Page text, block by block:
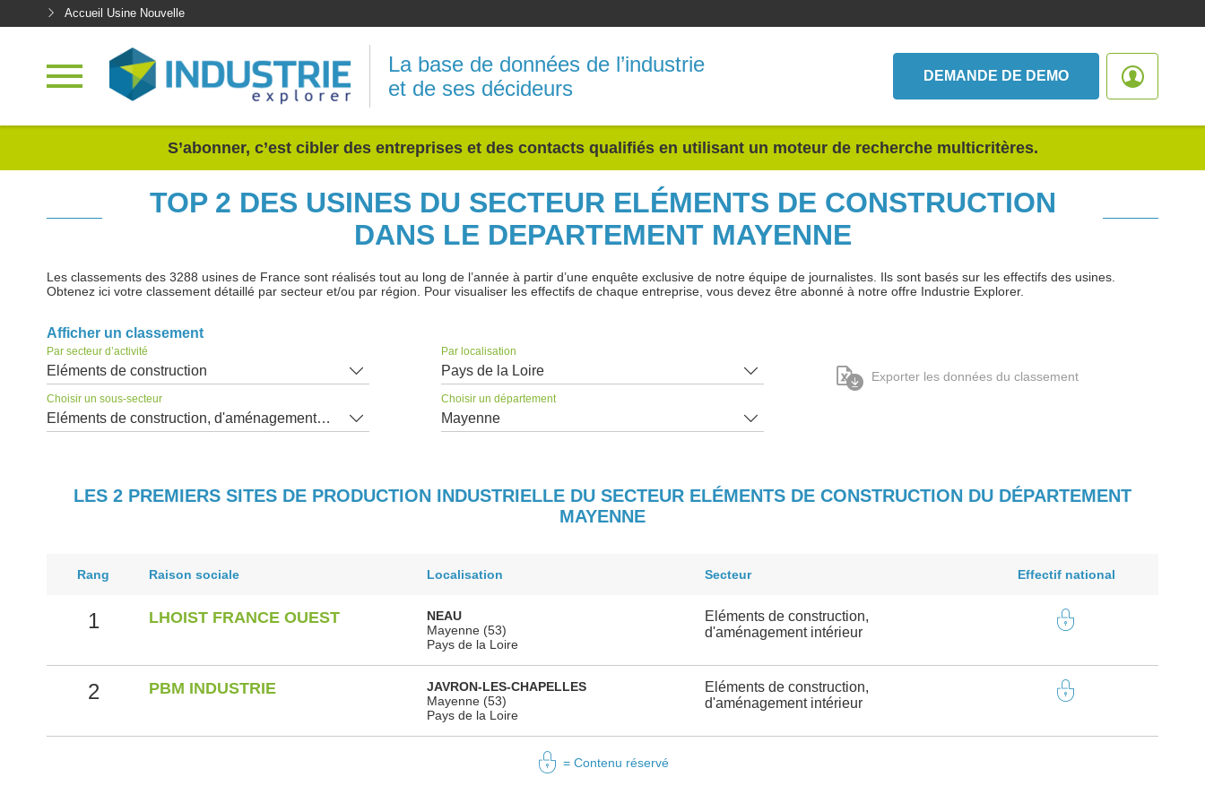
Accueil Usine Nouvelle
La base de données de l’industrie
et de ses décideurs
DEMANDE DE DEMO
S’abonner, c’est cibler des entreprises et des contacts qualifiés en utilisant un moteur de recherche multicritères.
TOP 2 DES USINES DU SECTEUR ELÉMENTS DE CONSTRUCTION
DANS LE DEPARTEMENT MAYENNE
Les classements des 3288 usines de France sont réalisés tout au long de l’année à partir d’une enquête exclusive de notre équipe de journalistes. Ils sont basés sur les effectifs des usines.
Obtenez ici votre classement détaillé par secteur et/ou par région. Pour visualiser les effectifs de chaque entreprise, vous devez être abonné à notre offre Industrie Explorer.
Afficher un classement
Par secteur d’activité
Eléments de construction
Choisir un sous-secteur
Eléments de construction, d'aménagement intérieur
Par localisation
Pays de la Loire
Choisir un département
Mayenne
Exporter les données du classement
LES 2 PREMIERS SITES DE PRODUCTION INDUSTRIELLE DU SECTEUR ELÉMENTS DE CONSTRUCTION DU DÉPARTEMENT
MAYENNE
Rang Raison sociale Localisation Secteur Effectif national
1 LHOIST FRANCE OUEST
NEAU
Mayenne (53)
Pays de la Loire
Eléments de construction,
d'aménagement intérieur
2 PBM INDUSTRIE
JAVRON-LES-CHAPELLES
Mayenne (53)
Pays de la Loire
Eléments de construction,
d'aménagement intérieur
= Contenu réservé